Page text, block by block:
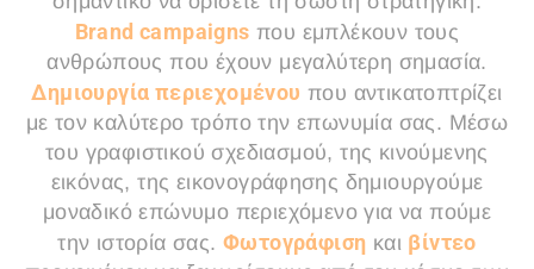
Brand campaigns που εμπλέκουν τους
ανθρώπους που έχουν μεγαλύτερη σημασία.
Δημιουργία περιεχομένου που αντικατοπτρίζει
με τον καλύτερο τρόπο την επωνυμία σας. Μέσω
του γραφιστικού σχεδιασμού, της κινούμενης
εικόνας, της εικονογράφησης δημιουργούμε
μοναδικό επώνυμο περιεχόμενο για να πούμε
την ιστορία σας. Φωτογράφιση και βίντεο